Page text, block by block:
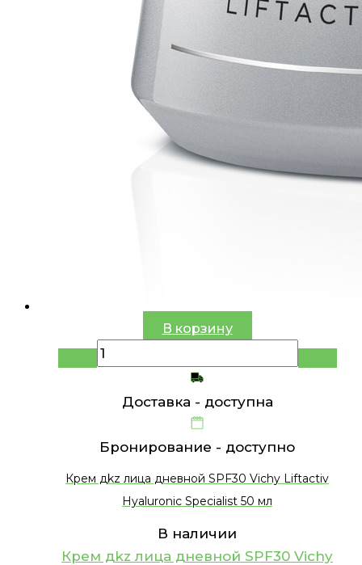
В корзину
Доставка - доступна
Бронирование - доступно
Крем дkz лица дневной SPF30 Vichy Liftactiv
Hyaluronic Specialist 50 мл
В наличии
Крем дkz лица дневной SPF30 Vichy